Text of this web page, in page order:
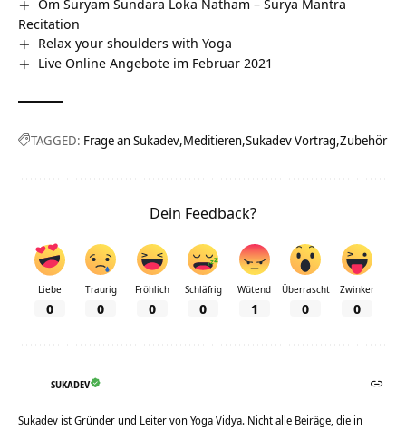
Recitation
Relax your shoulders with Yoga
Live Online Angebote im Februar 2021
TAGGED: Frage an Sukadev Meditieren Sukadev Vortrag Zubehör
Dein Feedback?
Liebe
0
Traurig
0
Fröhlich
0
Schläfrig
0
Wütend
1
Überrascht
0
Zwinker
0
SUKADEV
Sukadev ist Gründer und Leiter von Yoga Vidya. Nicht alle Beiräge, die in